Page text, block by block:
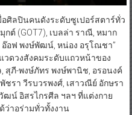
ศิลปินคนดังระดับซูเปอร์สตาร์ทั่ว
ต์ (GOT7), เบลล่า ราณี, หมาก
อฟ พงษ์พัฒน์, หน่อง อรุโณชา”
วดวงสังคมระดับแถวหน้าของ
, สุภี-พงษ์ภัทร พงษ์พานิช, อรอนงค์
รา วีรบวรพงศ์, เสาวณีย์ อักษรา
น์ อิสรไกรศีล ฯลฯ ที่แต่งกาย
ว่าอร่ามทั่วทั้งงาน